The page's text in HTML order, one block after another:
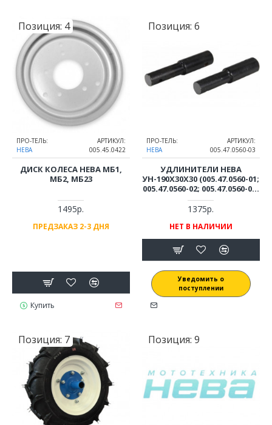
Позиция: 4
ПРО-ТЕЛЬ:
НЕВА
АРТИКУЛ:
005.45.0422
ДИСК КОЛЕСА НЕВА МБ1,
МБ2, МБ23
1495р.
ПРЕДЗАКАЗ 2-3 ДНЯ
Купить
Позиция: 6
ПРО-ТЕЛЬ:
НЕВА
АРТИКУЛ:
005.47.0560-03
УДЛИНИТЕЛИ НЕВА
УН-190Х30Х30 (005.47.0560-01;
005.47.0560-02; 005.47.0560-03)
(СМ. ОПИСАНИЕ)
1375р.
НЕТ В НАЛИЧИИ
Уведомить о
поступлении
Позиция: 7 Позиция: 9